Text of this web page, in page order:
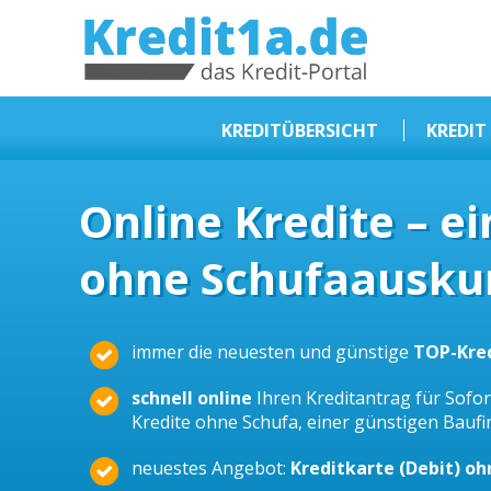
KREDIT1A.DE
KREDITÜBERSICHT
Kredit ohne Schufa
Baufinanzierungen
Kleinkredit
Beamtendarlehen
Online Kredite –
ohne
immer die neuesten und günstige TOP-
schnell online Ihren Kreditantrag für
Kredite ohne Schufa, einer günstigen
neuestes Angebot: Kreditkarte (Debit)